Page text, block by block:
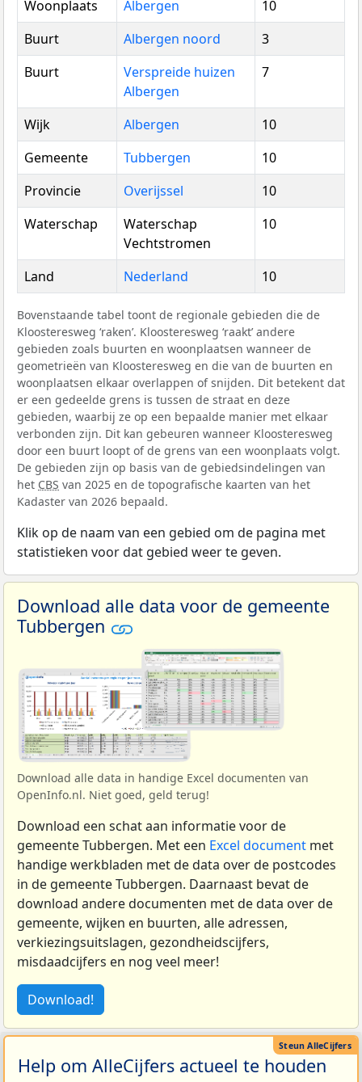
Woonplaats
Albergen
10
Buurt
Albergen noord
3
Buurt
Verspreide huizen
Albergen
7
Wijk Albergen
10
Gemeente
Tubbergen
10
Provincie
Overijssel
10
Waterschap
Waterschap
Vechtstromen
10
Land Nederland 10
Bovenstaande tabel toont de regionale gebieden die de
Kloosteresweg ‘raken’. Kloosteresweg ‘raakt’ andere
gebieden zoals buurten en woonplaatsen wanneer de
geometrieën van Kloosteresweg en die van de buurten en
woonplaatsen elkaar overlappen of snijden. Dit betekent dat
er een gedeelde grens is tussen de straat en deze
gebieden, waarbij ze op een bepaalde manier met elkaar
verbonden zijn. Dit kan gebeuren wanneer Kloosteresweg
door een buurt loopt of de grens van een woonplaats volgt.
De gebieden zijn op basis van de gebiedsindelingen van
het CBS van 2025 en de topografische kaarten van het
Kadaster van 2026 bepaald.
Klik op de naam van een gebied om de pagina met
statistieken voor dat gebied weer te geven.
Download alle data voor de gemeente
Tubbergen
Download alle data in handige Excel documenten van
OpenInfo.nl. Niet goed, geld terug!
Download een schat aan informatie voor de
gemeente Tubbergen. Met een Excel document met
handige werkbladen met de data over de postcodes
in de gemeente Tubbergen. Daarnaast bevat de
download andere documenten met de data over de
gemeente, wijken en buurten, alle adressen,
verkiezingsuitslagen, gezondheidscijfers,
misdaadcijfers en nog veel meer!
Download!
Help om AlleCijfers actueel te houden